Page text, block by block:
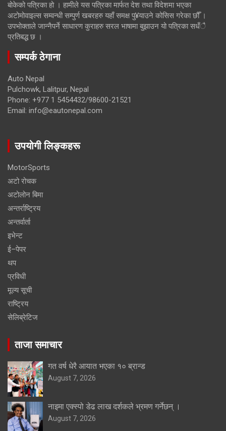
बोकेको पत्रिका हो । हामीले यस पत्रिका मार्फत देश तथा विदेशमा भएका
अटोमोवाइल्स सम्वन्धी सम्पुर्ण खबरहरु यहाँ समक्ष पु¥याउने कोसिस गरेका छौँ ।
उपभोक्ताले जान्नैपर्ने साधारण कुराहरु सरल भाषामा बुझाउन यो पत्रिका सधँै
प्रतिबद्ध छ ।
सम्पर्क ठेगाना
Auto Nepal
Pulchowk, Lalitpur, Nepal
Phone: +977 1 5454432/98600-21521
Email: info@eautonepal.com
उपयोगी लिङ्कहरू
MotorSports
अटो रोचक
अटोलोन बिमा
अन्तर्राष्ट्रिय
अन्तर्वार्ता
इभेन्ट
ई–पेपर
थप
प्रविधी
मूल्य सूची
राष्ट्रिय
सेलिब्रेटिज
ताजा समाचार
गत वर्ष धेरै आयात भएका १० ब्रान्ड
August 7, 2026
नाइमा एक्स्पो डेढ लाख दर्शकले भ्रमण गर्नेछन् ।
August 7, 2026